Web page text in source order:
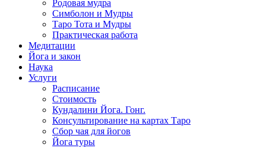
Родовая мудра
Симболон и Мудры
Таро Тота и Мудры
Практическая работа
Медитации
Йога и закон
Наука
Услуги
Расписание
Стоимость
Кундалини Йога. Гонг.
Консультирование на картах Таро
Сбор чая для йогов
Йога туры